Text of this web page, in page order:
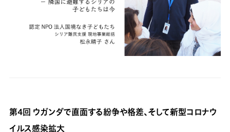
第4回 ウガンダで直面する紛争や格差、そして新型コロナウ
イルス感染拡大